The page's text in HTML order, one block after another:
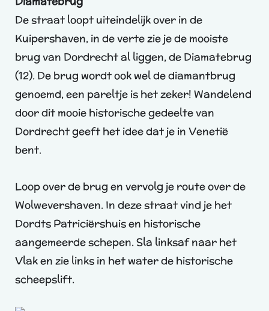
De straat loopt uiteindelijk over in de
Kuipershaven, in de verte zie je de mooiste
brug van Dordrecht al liggen, de Diamatebrug
(12). De brug wordt ook wel de diamantbrug
genoemd, een pareltje is het zeker! Wandelend
door dit mooie historische gedeelte van
Dordrecht geeft het idee dat je in Venetië
bent.
Loop over de brug en vervolg je route over de
Wolwevershaven. In deze straat vind je het
Dordts Patriciërshuis en historische
aangemeerde schepen. Sla linksaf naar het
Vlak en zie links in het water de historische
scheepslift.